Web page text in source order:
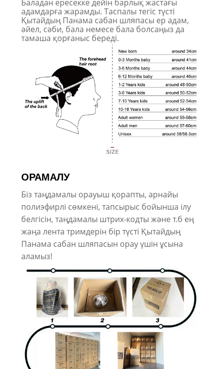
Баладан ересекке дейін барлық жастағы
адамдарға жарамды. Таспалы тегіс түсті
Қытайдың Панама сабан шляпасы ер адам,
әйел, сәби, бала немесе бала болсаңыз да
тамаша қорғаныс береді.
ОРАМАЛУ
Біз таңдамалы орауыш қорапты, арнайы
полиэфирлі сөмкені, тапсырыс бойынша ілу
белгісін, таңдамалы штрих-кодты және т.б ең
жаңа лента тримдерін бір түсті Қытайдың
Панама сабан шляпасын орау үшін ұсына
аламыз!